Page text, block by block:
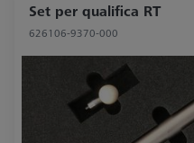
Set per qualifica RT
626106-9370-000